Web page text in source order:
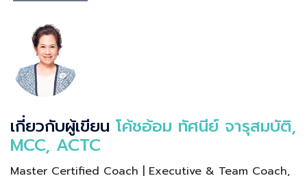
เกี่ยวกับผู้เขียน โค้ชอ้อม ทัศนีย์ จารุสมบัติ,
MCC, ACTC
Master Certified Coach | Executive & Team Coach,